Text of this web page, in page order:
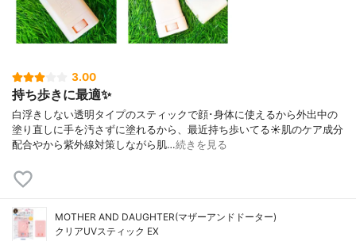
グリセリル－１０、ベタイン、ステアロイ
ルラクチレートNa、ＰＣＡ－Ｎａ、エーデ
ルワイス花／葉エキス、セラミドＮＰ、乳
Ｇ、フィトスフィンゴシン、加水分解コン
キオリンタンパク、水溶性プロテオグリカ
ン、カミツレ花エキス、フェノキシエタノ
モン果汁、アーチチョーク葉エキス、プロ
リン、グレープフルーツ果実エキス、サン
3.00
持ち歩きに最適✨
白浮きしない透明タイプのスティックで顔･身体に使えるから外出中の
塗り直しに手を汚さずに塗れるから、最近持ち歩いてる☀️肌のケア成分
配合やから紫外線対策しながら肌…続きを見る
MOTHER AND DAUGHTER(マザーアンドドーター)
クリアUVスティック EX